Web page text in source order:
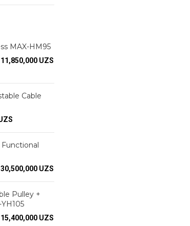
MAX-HM95
11,850,000 UZS
Cable
30,500,000 UZS
Pulley +
15,400,000 UZS